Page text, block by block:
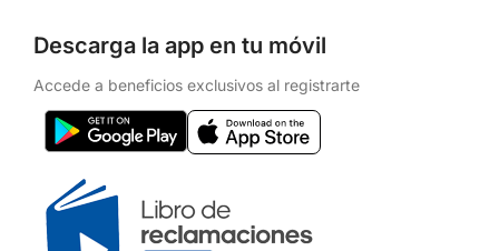
Descarga la app en tu móvil
Accede a beneficios exclusivos al registrarte